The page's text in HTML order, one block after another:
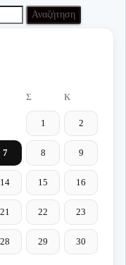
Σ Κ
1 2
7 8 9
14 15 16
21 22 23
28 29 30